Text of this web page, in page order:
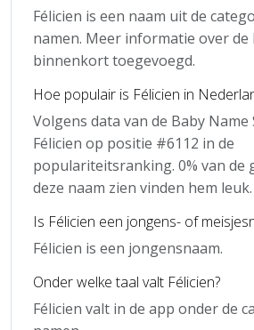
Félicien is een naam uit de
namen. Meer informatie over
binnenkort toegevoegd.
Hoe populair is Félicien in
Volgens data van de Baby
Félicien op positie #6112 in de
populariteitsranking. 0% van de
deze naam zien vinden hem leuk.
Is Félicien een jongens- of
Félicien is een jongensnaam.
Onder welke taal valt Félicien?
Félicien valt in de app onder de